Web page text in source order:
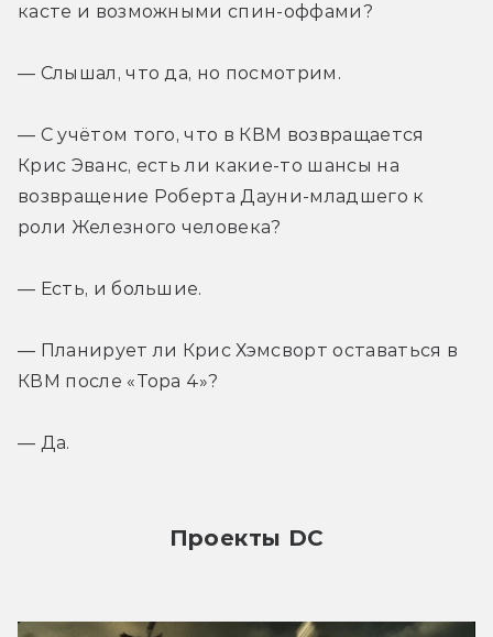
касте и возможными спин-оффами?
— Слышал, что да, но посмотрим.
— С учётом того, что в КВМ возвращается
Крис Эванс, есть ли какие-то шансы на
возвращение Роберта Дауни-младшего к
роли Железного человека?
— Есть, и большие.
— Планирует ли Крис Хэмсворт оставаться в
КВМ после «Тора 4»?
— Да.
Проекты DC